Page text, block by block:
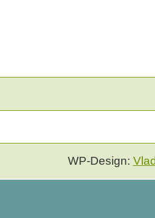
WP-Design: